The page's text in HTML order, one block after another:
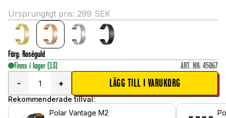
Ursprungligt pris: 299 SEK
Färg: Roséguld
Finns i lager (13) ART. NR: 45067
-
+ LÄGG TILL I VARUKORG
Rekommenderade tillval:
Polar Vantage M2